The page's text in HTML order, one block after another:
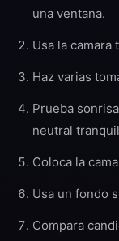
una ventana.
Usa la
Haz varias
Prueba
neutral
Coloca la
Usa un fondo
Compara